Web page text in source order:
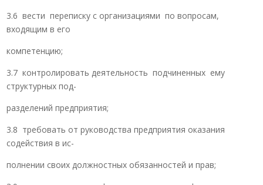
3.6 вести переписку с организациями по вопросам,
входящим в его
компетенцию;
3.7 контролировать деятельность подчиненных ему
структурных под-
разделений предприятия;
3.8 требовать от руководства предприятия оказания
содействия в ис-
полнении своих должностных обязанностей и прав;